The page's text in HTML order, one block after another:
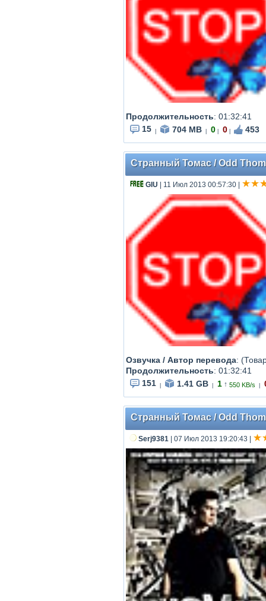
Продолжительность: 01:32:41
15
704 MB 0 0 453
Странный Томас / Odd
GIU | 11 Июл 2013 00:57:30
Озвучка / Автор перевода:
Продолжительность: 01:32:41
151
1.41 GB 1 ↑ 550 KB/s
Странный Томас / Odd
Serj9381 | 07 Июл 2013 19:20:43